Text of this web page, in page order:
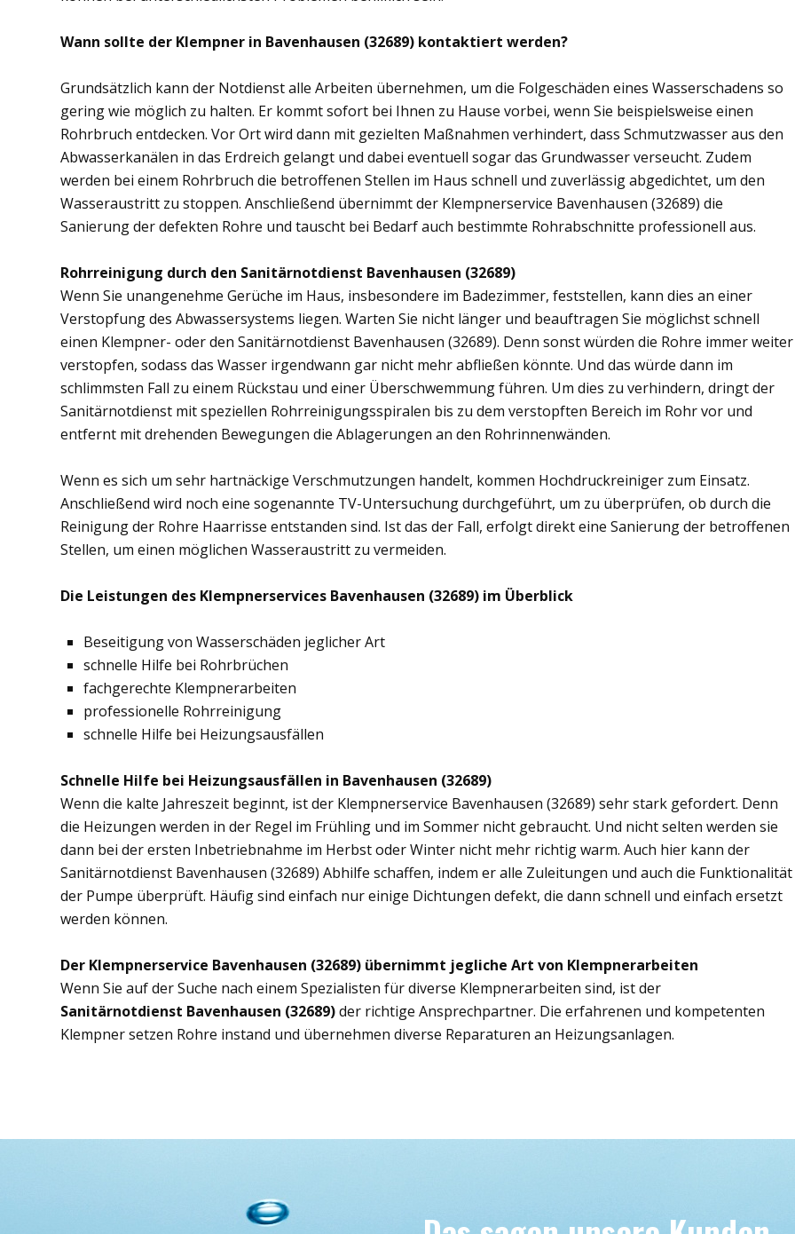
Wann sollte der Klempner in Bavenhausen (32689) kontaktiert werden?
Grundsätzlich kann der Notdienst alle Arbeiten übernehmen, um die Folgeschäden eines Wasserschadens so
gering wie möglich zu halten. Er kommt sofort bei Ihnen zu Hause vorbei, wenn Sie beispielsweise einen
Rohrbruch entdecken. Vor Ort wird dann mit gezielten Maßnahmen verhindert, dass Schmutzwasser aus den
Abwasserkanälen in das Erdreich gelangt und dabei eventuell sogar das Grundwasser verseucht. Zudem
werden bei einem Rohrbruch die betroffenen Stellen im Haus schnell und zuverlässig abgedichtet, um den
Wasseraustritt zu stoppen. Anschließend übernimmt der Klempnerservice Bavenhausen (32689) die
Sanierung der defekten Rohre und tauscht bei Bedarf auch bestimmte Rohrabschnitte professionell aus.
Rohrreinigung durch den Sanitärnotdienst Bavenhausen (32689)
Wenn Sie unangenehme Gerüche im Haus, insbesondere im Badezimmer, feststellen, kann dies an einer
Verstopfung des Abwassersystems liegen. Warten Sie nicht länger und beauftragen Sie möglichst schnell
einen Klempner- oder den Sanitärnotdienst Bavenhausen (32689). Denn sonst würden die Rohre immer weiter
verstopfen, sodass das Wasser irgendwann gar nicht mehr abfließen könnte. Und das würde dann im
schlimmsten Fall zu einem Rückstau und einer Überschwemmung führen. Um dies zu verhindern, dringt der
Sanitärnotdienst mit speziellen Rohrreinigungsspiralen bis zu dem verstopften Bereich im Rohr vor und
entfernt mit drehenden Bewegungen die Ablagerungen an den Rohrinnenwänden.
Wenn es sich um sehr hartnäckige Verschmutzungen handelt, kommen Hochdruckreiniger zum Einsatz.
Anschließend wird noch eine sogenannte TV-Untersuchung durchgeführt, um zu überprüfen, ob durch die
Reinigung der Rohre Haarrisse entstanden sind. Ist das der Fall, erfolgt direkt eine Sanierung der betroffenen
Stellen, um einen möglichen Wasseraustritt zu vermeiden.
Die Leistungen des Klempnerservices Bavenhausen (32689) im Überblick
Beseitigung von Wasserschäden jeglicher Art
schnelle Hilfe bei Rohrbrüchen
fachgerechte Klempnerarbeiten
professionelle Rohrreinigung
schnelle Hilfe bei Heizungsausfällen
Schnelle Hilfe bei Heizungsausfällen in Bavenhausen (32689)
Wenn die kalte Jahreszeit beginnt, ist der Klempnerservice Bavenhausen (32689) sehr stark gefordert. Denn
die Heizungen werden in der Regel im Frühling und im Sommer nicht gebraucht. Und nicht selten werden sie
dann bei der ersten Inbetriebnahme im Herbst oder Winter nicht mehr richtig warm. Auch hier kann der
Sanitärnotdienst Bavenhausen (32689) Abhilfe schaffen, indem er alle Zuleitungen und auch die Funktionalität
der Pumpe überprüft. Häufig sind einfach nur einige Dichtungen defekt, die dann schnell und einfach ersetzt
werden können.
Der Klempnerservice Bavenhausen (32689) übernimmt jegliche Art von Klempnerarbeiten
Wenn Sie auf der Suche nach einem Spezialisten für diverse Klempnerarbeiten sind, ist der
Sanitärnotdienst Bavenhausen (32689)der richtige Ansprechpartner. Die erfahrenen und kompetenten
Klempner setzen Rohre instand und übernehmen diverse Reparaturen an Heizungsanlagen.